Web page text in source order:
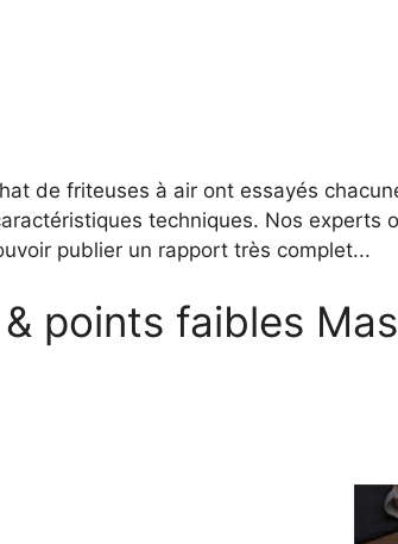
de friteuses à air ont essayés
techniques. Nos experts
publier un rapport très complet...
points faibles